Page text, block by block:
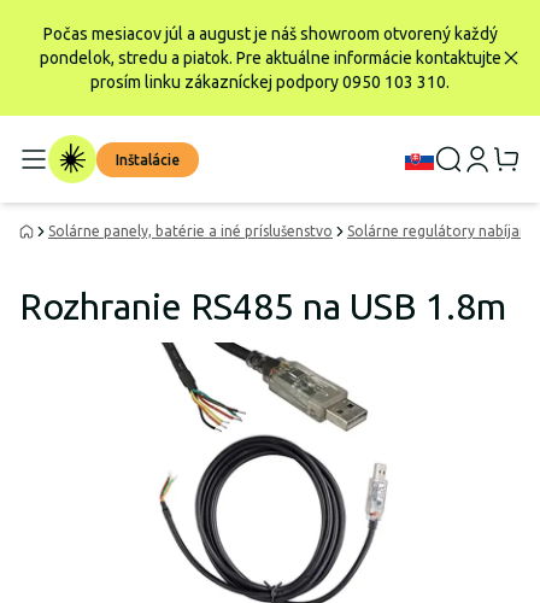
Počas mesiacov júl a august je náš showroom otvorený každý
pondelok, stredu a piatok. Pre aktuálne informácie kontaktujte
prosím linku zákazníckej podpory 0950 103 310.
Inštalácie
Solárne panely, batérie a iné príslušenstvo Solárne regulátory nabíjania
Rozhranie RS485 na USB 1.8m